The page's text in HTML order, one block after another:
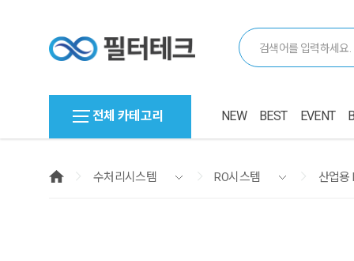
전체 카테고리 NEW BEST EVENT
수처리시스템 RO시스템 산업용